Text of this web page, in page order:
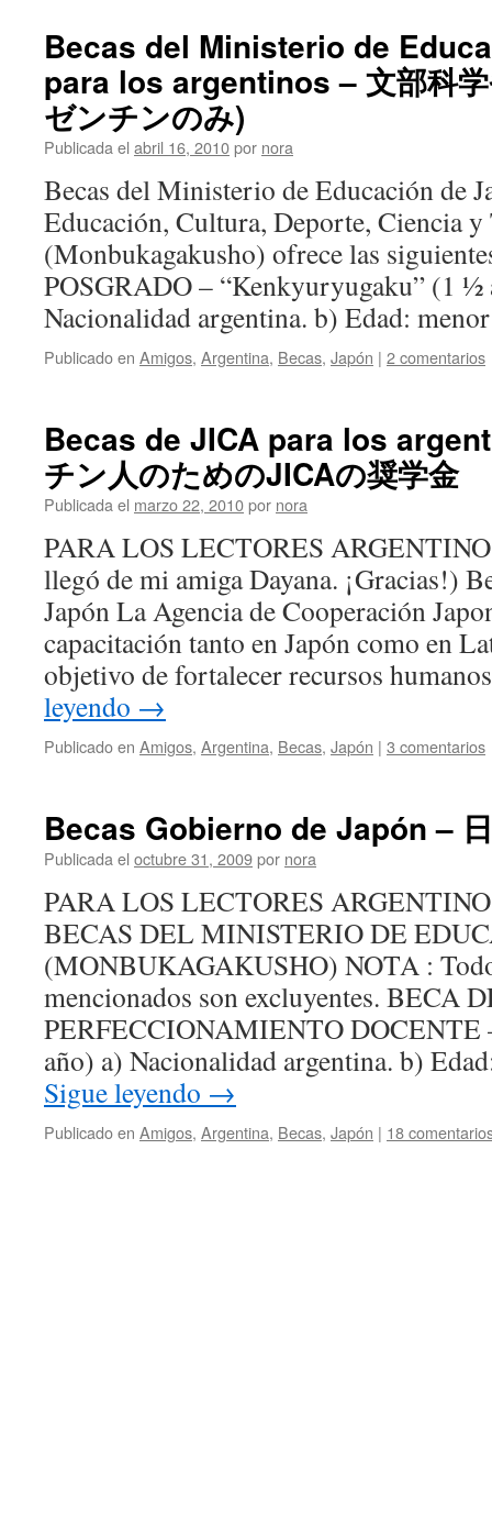
Becas del Ministerio de
para los argentinos – 文部科
ゼンチンのみ)
Publicada el abril 16, 2010por nora
Becas del Ministerio de Educación de
Educación, Cultura, Deporte, Ciencia
(Monbukagakusho) ofrece las
POSGRADO – “Kenkyuryugaku” (1 ½
Nacionalidad argentina. b) Edad:
Publicado en Amigos, Argentina, Becas, Japón | 2 comentarios
Becas de JICA para los
チン人のためのJICAの奨学金
Publicada el marzo 22, 2010por nora
PARA LOS LECTORES
llegó de mi amiga Dayana. ¡Gracias!)
Japón La Agencia de Cooperación
capacitación tanto en Japón como en
objetivo de fortalecer recursos
leyendo →
Publicado en Amigos, Argentina, Becas, Japón | 3 comentarios
Becas Gobierno de Japón –
Publicada el octubre 31, 2009por nora
PARA LOS LECTORES
BECAS DEL MINISTERIO DE
(MONBUKAGAKUSHO) NOTA :
mencionados son excluyentes. BECA
PERFECCIONAMIENTO DOCENTE
año) a) Nacionalidad argentina. b)
Sigue leyendo →
Publicado en Amigos, Argentina, Becas, Japón | 18